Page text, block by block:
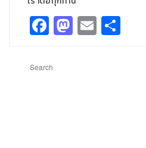
Facebook
Mastodon
Email